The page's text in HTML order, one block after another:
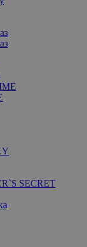
SECRET